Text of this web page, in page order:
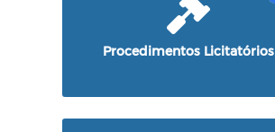
Procedimentos Licitatórios